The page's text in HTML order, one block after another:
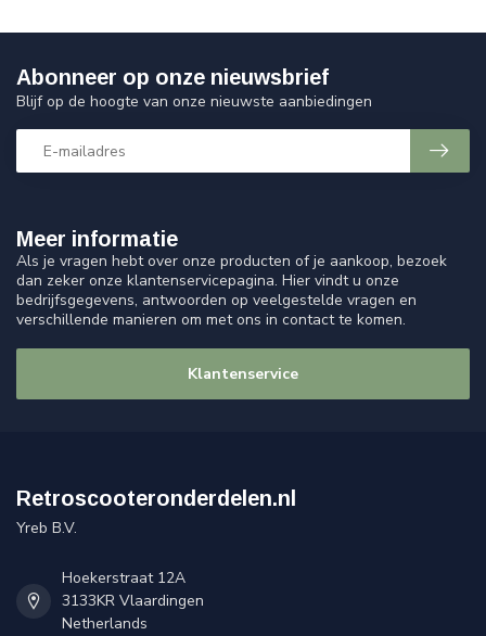
Meer informatie
Als je vragen hebt over onze producten of je aankoop, bezoek
dan zeker onze klantenservicepagina. Hier vindt u onze
bedrijfsgegevens, antwoorden op veelgestelde vragen en
verschillende manieren om met ons in contact te komen.
Klantenservice
Abonneer op onze nieuwsbrief
Blijf op de hoogte van onze nieuwste aanbiedingen
Retroscooteronderdelen.nl
Yreb B.V.
Hoekerstraat 12A
3133KR Vlaardingen
Netherlands